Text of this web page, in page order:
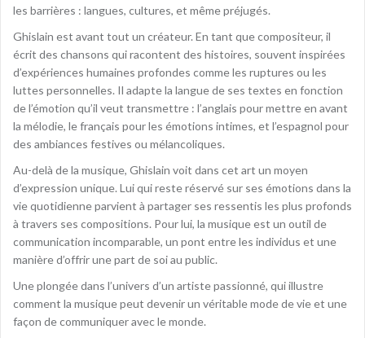
les barrières : langues, cultures, et même préjugés.
Ghislain est avant tout un créateur. En tant que compositeur, il
écrit des chansons qui racontent des histoires, souvent inspirées
d’expériences humaines profondes comme les ruptures ou les
luttes personnelles. Il adapte la langue de ses textes en fonction
de l’émotion qu’il veut transmettre : l’anglais pour mettre en avant
la mélodie, le français pour les émotions intimes, et l’espagnol pour
des ambiances festives ou mélancoliques.
Au-delà de la musique, Ghislain voit dans cet art un moyen
d’expression unique. Lui qui reste réservé sur ses émotions dans la
vie quotidienne parvient à partager ses ressentis les plus profonds
à travers ses compositions. Pour lui, la musique est un outil de
communication incomparable, un pont entre les individus et une
manière d’offrir une part de soi au public.
Une plongée dans l’univers d’un artiste passionné, qui illustre
comment la musique peut devenir un véritable mode de vie et une
façon de communiquer avec le monde.